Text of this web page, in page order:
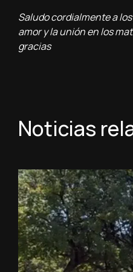
Saludo cordialmente a
amor y la unión en los
gracias
Noticias